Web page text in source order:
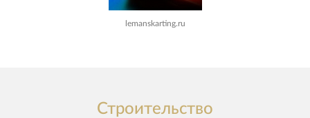
lemanskarting.ru
Строительство